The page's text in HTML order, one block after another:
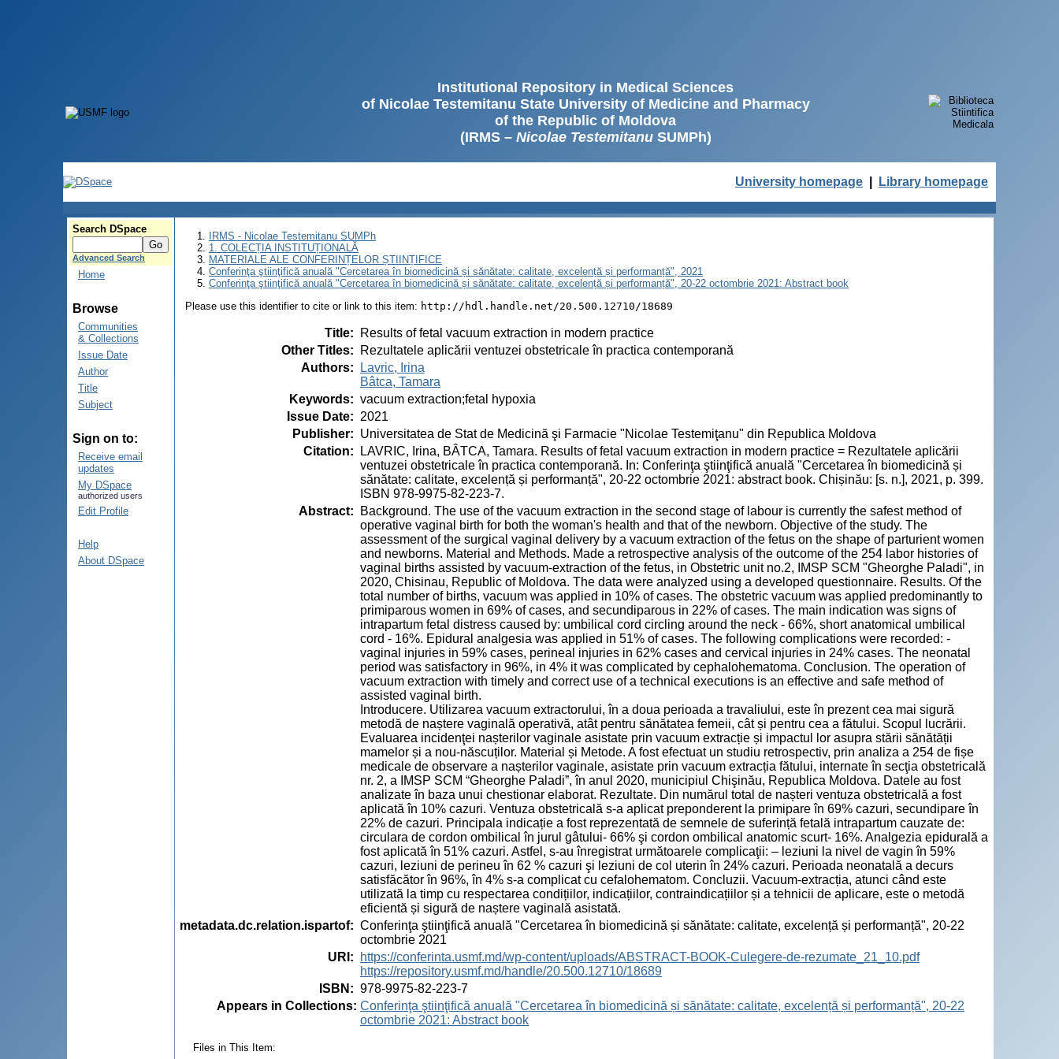
Institutional Repository in Medical Sciences
of Nicolae Testemitanu State University of Medicine and Pharmacy
of the Republic of Moldova
(IRMS – Nicolae TestemitanuSUMPh)
University homepage Library homepage
Search DSpace
Advanced Search
Home
Browse
Communities
& Collections
Issue Date
Author
Title
Subject
Sign on to:
Receive email
updates
My DSpace
authorized users
Edit Profile
Help
About DSpace
IRMS - Nicolae Testemitanu SUMPh
1. COLECȚIA INSTITUȚIONALĂ
MATERIALE ALE CONFERINȚELOR ȘTIINȚIFICE
Conferinţa ştiinţifică anuală "Cercetarea în biomedicină și sănătate: calitate, excelență și performanță", 2021
Conferinţa ştiinţifică anuală "Cercetarea în biomedicină și sănătate: calitate, excelență și performanță", 20-22 octombrie 2021: Abstract book
Please use this identifier to cite or link to this item: http://hdl.handle.net/20.500.12710/18689
Title:
Results of fetal vacuum extraction in modern practice
Other Titles:
Rezultatele aplicării ventuzei obstetricale în practica contemporană
Authors:
Lavric, Irina
Bâtca, Tamara
Keywords: vacuum extraction;fetal hypoxia
Issue Date: 2021
Publisher: Universitatea de Stat de Medicină şi Farmacie "Nicolae Testemiţanu" din Republica Moldova
Citation:
LAVRIC, Irina, BÂTCA, Tamara. Results of fetal vacuum extraction in modern practice = Rezultatele aplicării
ventuzei obstetricale în practica contemporană. In: Conferinţa ştiinţifică anuală "Cercetarea în biomedicină și
sănătate: calitate, excelență și performanță", 20-22 octombrie 2021: abstract book. Chișinău: [s. n.], 2021, p. 399.
ISBN 978-9975-82-223-7.
Abstract:
Background. The use of the vacuum extraction in the second stage of labour is currently the safest method of
operative vaginal birth for both the woman's health and that of the newborn. Objective of the study. The
assessment of the surgical vaginal delivery by a vacuum extraction of the fetus on the shape of parturient women
and newborns. Material and Methods. Made a retrospective analysis of the outcome of the 254 labor histories of
vaginal births assisted by vacuum-extraction of the fetus, in Obstetric unit no.2, IMSP SCM "Gheorghe Paladi", in
2020, Chisinau, Republic of Moldova. The data were analyzed using a developed questionnaire. Results. Of the
total number of births, vacuum was applied in 10% of cases. The obstetric vacuum was applied predominantly to
primiparous women in 69% of cases, and secundiparous in 22% of cases. The main indication was signs of
intrapartum fetal distress caused by: umbilical cord circling around the neck - 66%, short anatomical umbilical
cord - 16%. Epidural analgesia was applied in 51% of cases. The following complications were recorded: -
vaginal injuries in 59% cases, perineal injuries in 62% cases and cervical injuries in 24% cases. The neonatal
period was satisfactory in 96%, in 4% it was complicated by cephalohematoma. Conclusion. The operation of
vacuum extraction with timely and correct use of a technical executions is an effective and safe method of
assisted vaginal birth.
Introducere. Utilizarea vacuum extractorului, în a doua perioada a travaliului, este în prezent cea mai sigură
metodă de naștere vaginală operativă, atât pentru sănătatea femeii, cât și pentru cea a fătului. Scopul lucrării.
Evaluarea incidenţei nașterilor vaginale asistate prin vacuum extracție și impactul lor asupra stării sănătății
mamelor și a nou-născuților. Material și Metode. A fost efectuat un studiu retrospectiv, prin analiza a 254 de fișe
medicale de observare a nașterilor vaginale, asistate prin vacuum extracția fătului, internate în secţia obstetricală
nr. 2, a IMSP SCM “Gheorghe Paladi”, în anul 2020, municipiul Chişinău, Republica Moldova. Datele au fost
analizate în baza unui chestionar elaborat. Rezultate. Din numărul total de nașteri ventuza obstetricală a fost
aplicată în 10% cazuri. Ventuza obstetricală s-a aplicat preponderent la primipare în 69% cazuri, secundipare în
22% de cazuri. Principala indicație a fost reprezentată de semnele de suferință fetală intrapartum cauzate de:
circulara de cordon ombilical în jurul gâtului- 66% şi cordon ombilical anatomic scurt- 16%. Analgezia epidurală a
fost aplicată în 51% cazuri. Astfel, s-au înregistrat următoarele complicaţii: – leziuni la nivel de vagin în 59%
cazuri, leziuni de perineu în 62 % cazuri şi leziuni de col uterin în 24% cazuri. Perioada neonatală a decurs
satisfăcător în 96%, în 4% s-a complicat cu cefalohematom. Concluzii. Vacuum-extracția, atunci când este
utilizată la timp cu respectarea condițiilor, indicațiilor, contraindicațiilor și a tehnicii de aplicare, este o metodă
eficientă și sigură de naștere vaginală asistată.
metadata.dc.relation.ispartof: Conferinţa ştiinţifică anuală "Cercetarea în biomedicină și sănătate: calitate, excelență și performanță", 20-22
octombrie 2021
URI :
https://conferinta.usmf.md/wp-content/uploads/ABSTRACT-BOOK-Culegere-de-rezumate_21_10.pdf
https://repository.usmf.md/handle/20.500.12710/18689
ISBN : 978-9975-82-223-7
Appears in Collections: Conferinţa ştiinţifică anuală "Cercetarea în biomedicină și sănătate: calitate, excelență și performanță", 20-22
octombrie 2021: Abstract book
Files in This Item: